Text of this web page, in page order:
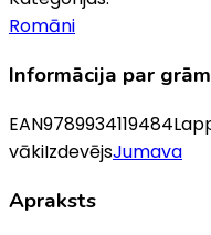
Romāni
Informācija par
EAN9789934119484
vākiIzdevējsJumava
Apraksts